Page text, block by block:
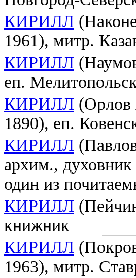
КИРИЛЛ
1961), митр.
КИРИЛЛ
еп.
КИРИЛЛ (Орлов
1890), еп.
КИРИЛЛ
архим.,
один из
КИРИЛЛ
книжник
КИРИЛЛ
1963), митр.